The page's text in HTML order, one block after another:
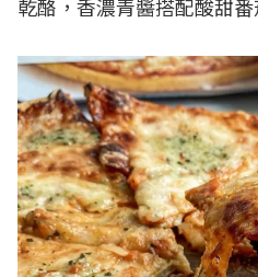
乾酪，香濃青醬搭配酸甜